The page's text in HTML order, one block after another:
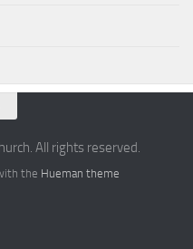
All rights reserved.
the Hueman theme